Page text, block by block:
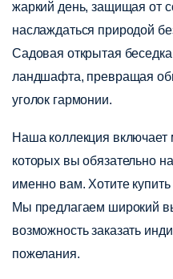
жаркий день, защищая от
наслаждаться природой
Садовая открытая
ландшафта, превращая
уголок гармонии.
Наша коллекция включает
которых вы обязательно
именно вам. Хотите
Мы предлагаем широкий
возможность заказать
пожелания.